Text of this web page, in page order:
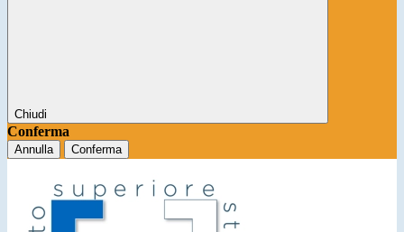
Chiudi
Conferma
Annulla Conferma